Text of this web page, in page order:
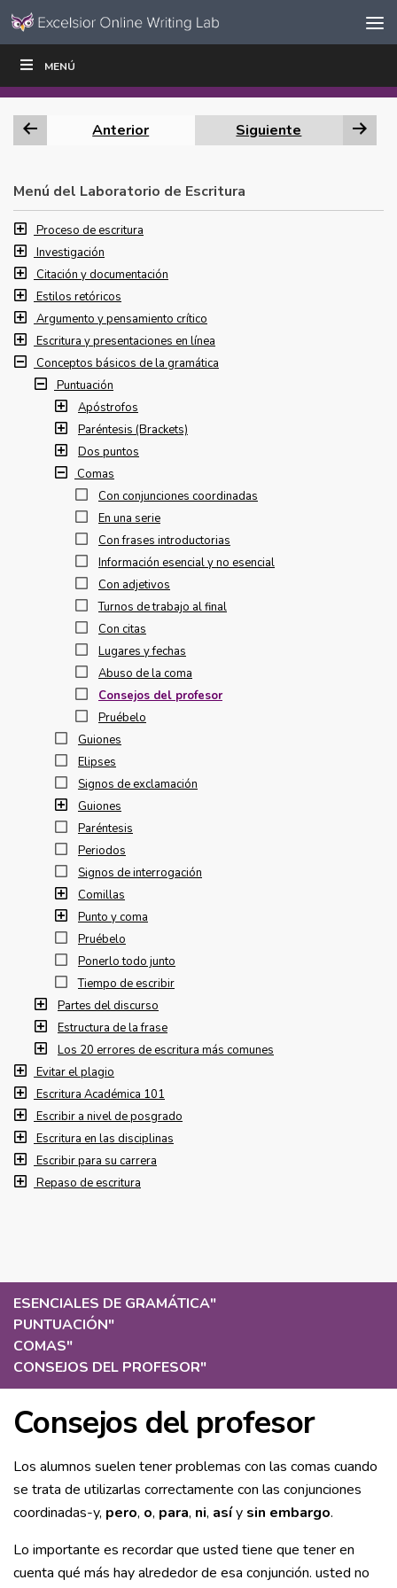
Ir al contenido
navegación
MENÚ
ESENCIALES DE GRAMÁTICA"
PUNTUACIÓN"
COMAS"
CONSEJOS DEL PROFESOR"
Consejos del profesor
Los alumnos suelen tener problemas con las comas cuando
se trata de utilizarlas correctamente con las conjunciones
coordinadas-y, pero, o, para, ni, asíy sin embargo.
Lo importante es recordar que usted tiene que tener en
cuenta qué más hay alrededor de esa conjunción. usted no
ESCRIBIR
Anterior Siguiente
Menú del Laboratorio de Escritura
Proceso de escritura
Investigación
Citación y documentación
Estilos retóricos
Argumento y pensamiento crítico
Escritura y presentaciones en línea
Conceptos básicos de la gramática
Puntuación
Apóstrofos
Paréntesis (Brackets)
Dos puntos
Comas
Con conjunciones coordinadas
En una serie
Con frases introductorias
Información esencial y no esencial
Con adjetivos
Turnos de trabajo al final
Con citas
Lugares y fechas
Abuso de la coma
Consejos del profesor
Pruébelo
Guiones
Elipses
Signos de exclamación
Guiones
Paréntesis
Periodos
Signos de interrogación
Comillas
Punto y coma
Pruébelo
Ponerlo todo junto
Tiempo de escribir
Partes del discurso
Estructura de la frase
Los 20 errores de escritura más comunes
Evitar el plagio
Escritura Académica 101
Escribir a nivel de posgrado
Escritura en las disciplinas
Escribir para su carrera
Repaso de escritura